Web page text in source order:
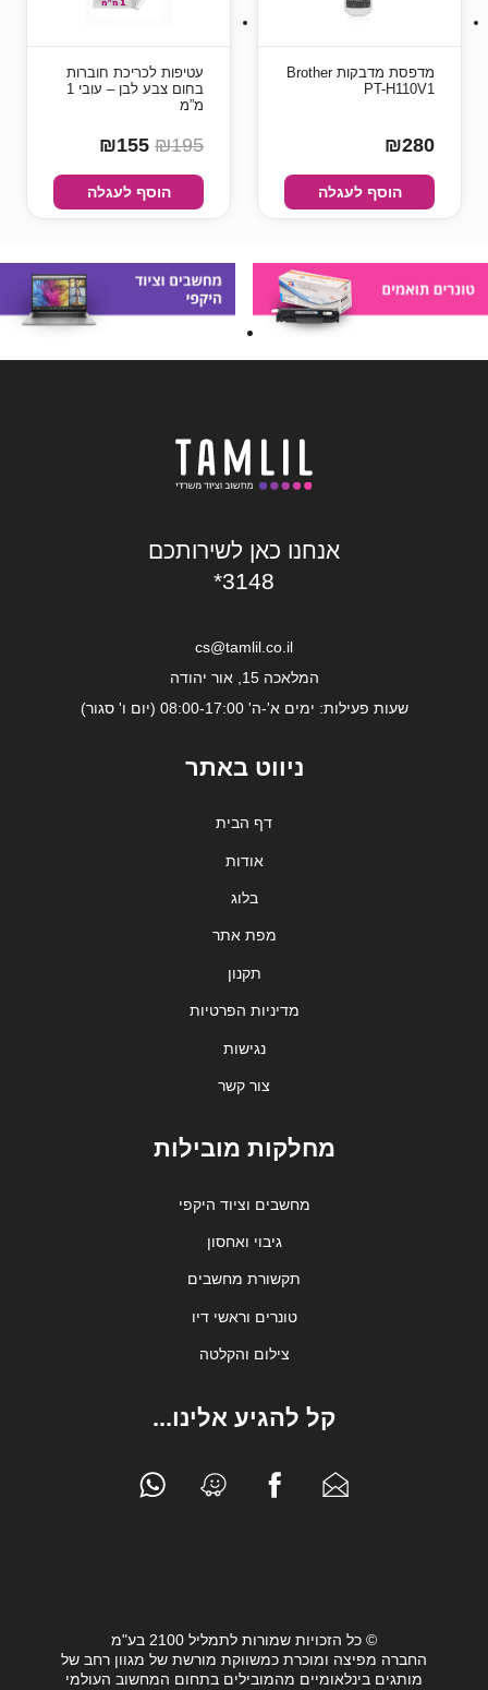
מדפסת מדבקות Brother
PT-H110V1
₪280
הוסף לעגלה
עטיפות לכריכת חוברות
בחום צבע לבן – עובי 1
מ”מ
₪195
הוסף לעגלה
אנחנו כאן לשירותכם
*3148
cs@tamlil.co.il
המלאכה 15, אור יהודה
שעות פעילות: ימים א'-ה' 08:00-17:00 (יום ו' סגור)
ניווט באתר
דף הבית
אודות
בלוג
מפת אתר
תקנון
מדיניות הפרטיות
נגישות
צור קשר
מחלקות מובילות
מחשבים וציוד היקפי
גיבוי ואחסון
תקשורת מחשבים
טונרים וראשי דיו
צילום והקלטה
קל להגיע אלינו...
© כל הזכויות שמורות לתמליל 2100 בע"מ
החברה מפיצה ומוכרת כמשווקת מורשת של מגוון רחב של
מותגים בינלאומיים מהמובילים בתחום המחשוב העולמי